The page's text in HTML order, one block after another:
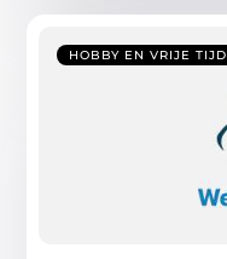
HOBBY EN VRIJE TIJD